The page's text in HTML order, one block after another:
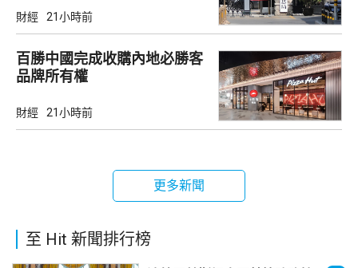
財經 21小時前
百勝中國完成收購內地必勝客
品牌所有權
財經 21小時前
更多新聞
至 Hit 新聞排行榜